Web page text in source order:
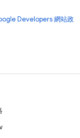
Developers 網站政